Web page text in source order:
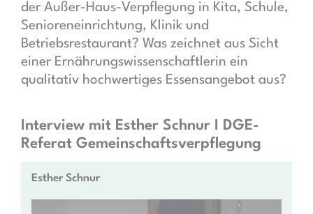
der Außer-Haus-Verpflegung in Kita, Schule,
Senioreneinrichtung, Klinik und
Betriebsrestaurant? Was zeichnet aus Sicht
einer Ernährungswissenschaftlerin ein
qualitativ hochwertiges Essensangebot aus?
Interview mit Esther Schnur I DGE-
Referat Gemeinschaftsverpflegung
Esther Schnur